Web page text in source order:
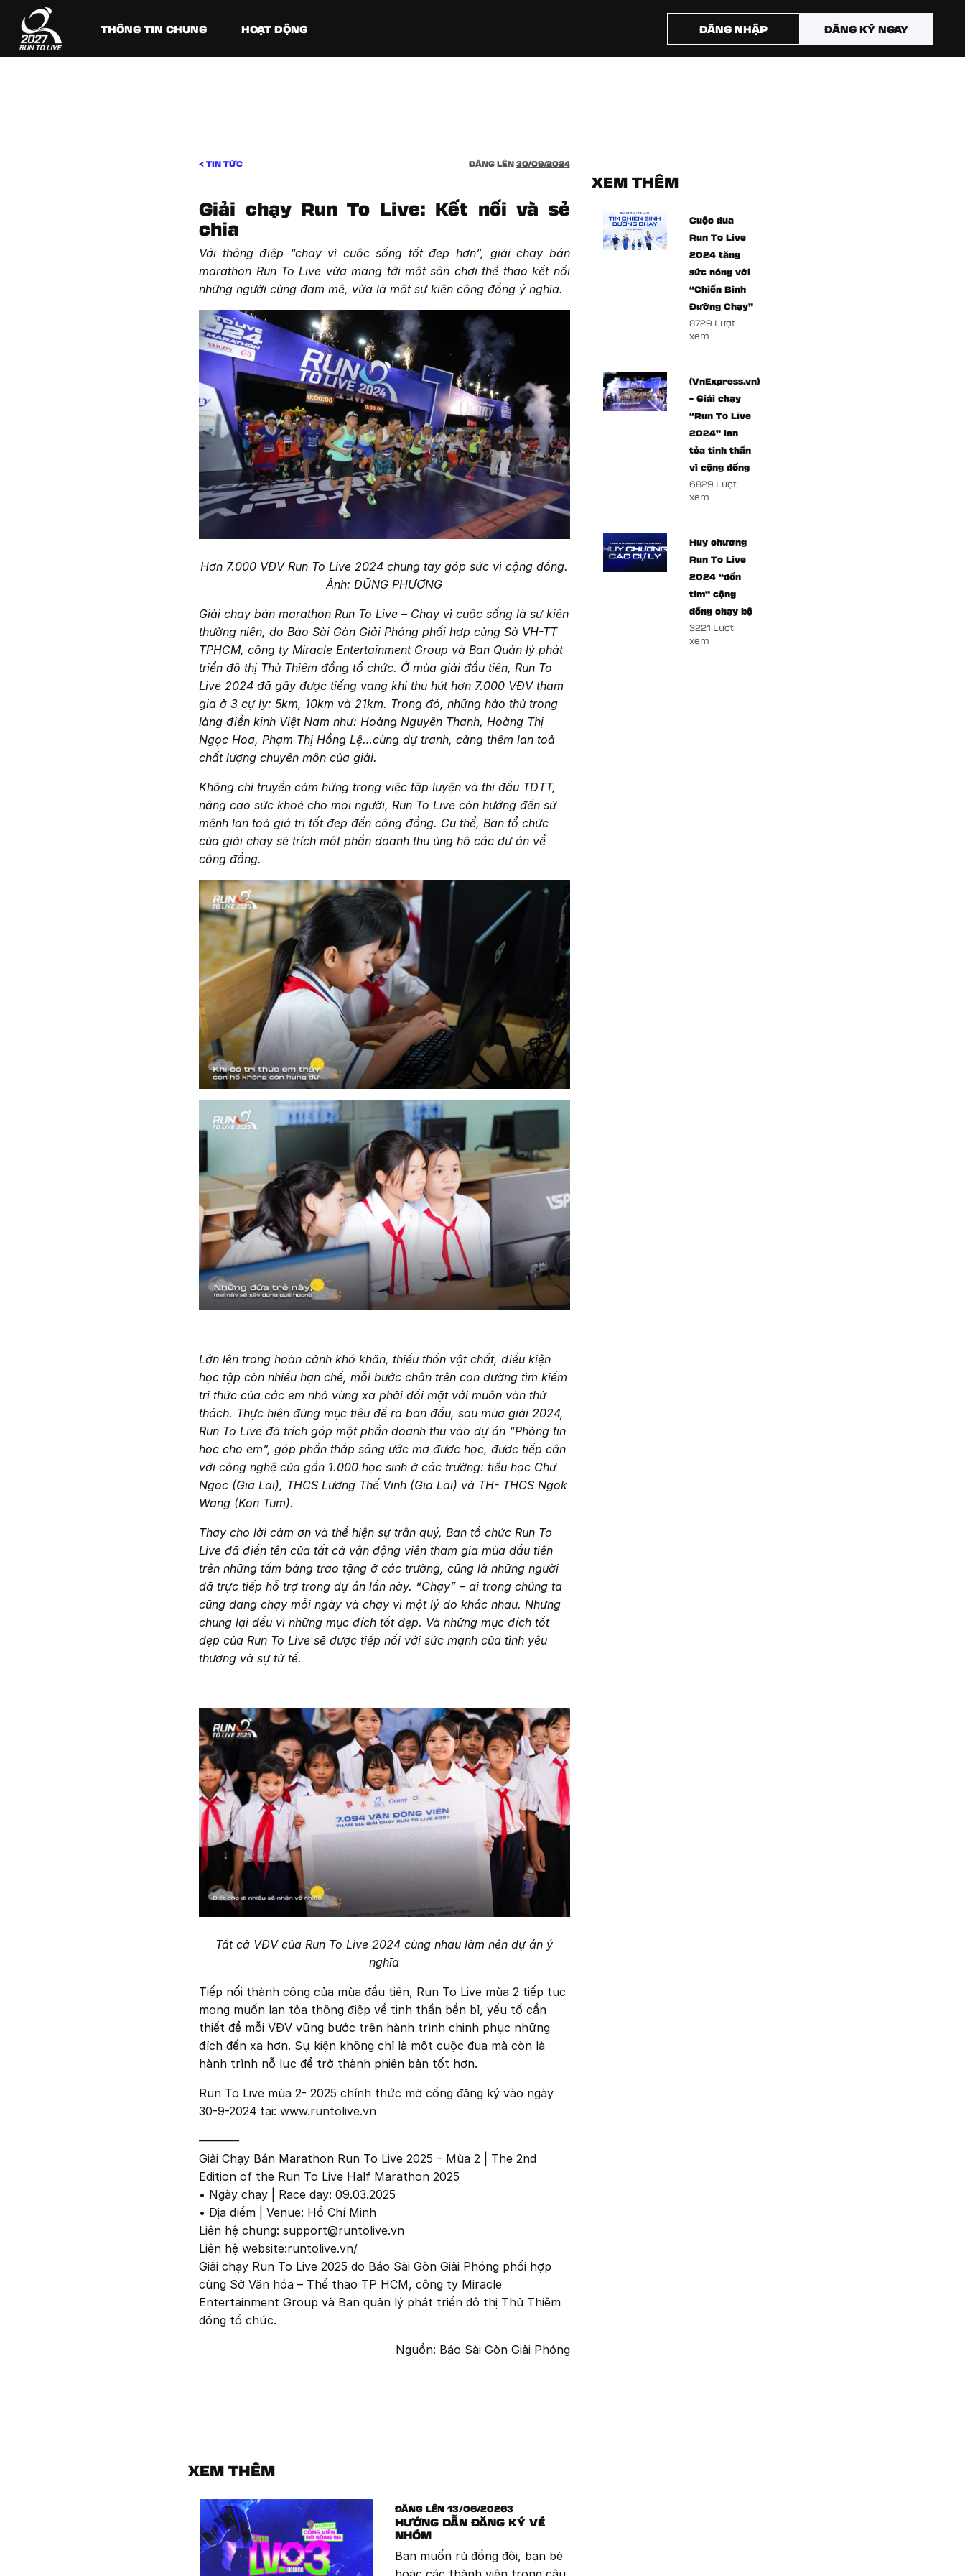
THÔNG TIN CHUNG HOẠT ĐỘNG ĐĂNG NHẬP ĐĂNG KÝ NGAY
< TIN TỨC ĐĂNG LÊN 30/09/2024
Giải chạy Run To Live: Kết nối và sẻ
chia
Với thông điệp “chạy vì cuộc sống tốt đẹp hơn”, giải chạy bán
marathon Run To Live vừa mang tới một sân chơi thể thao kết nối
những người cùng đam mê, vừa là một sự kiện cộng đồng ý nghĩa.
Hơn 7.000 VĐV Run To Live 2024 chung tay góp sức vì cộng đồng.
Ảnh: DŨNG PHƯƠNG
Giải chạy bán marathon Run To Live – Chạy vì cuộc sống là sự kiện
thường niên, do Báo Sài Gòn Giải Phóng phối hợp cùng Sở VH-TT
TPHCM, công ty Miracle Entertainment Group và Ban Quản lý phát
triển đô thị Thủ Thiêm đồng tổ chức. Ở mùa giải đầu tiên, Run To
Live 2024 đã gây được tiếng vang khi thu hút hơn 7.000 VĐV tham
gia ở 3 cự ly: 5km, 10km và 21km. Trong đó, những hảo thủ trong
làng điền kinh Việt Nam như: Hoàng Nguyên Thanh, Hoàng Thị
Ngọc Hoa, Phạm Thị Hồng Lệ…cùng dự tranh, càng thêm lan toả
chất lượng chuyên môn của giải.
Không chỉ truyền cảm hứng trong việc tập luyện và thi đấu TDTT,
nâng cao sức khoẻ cho mọi người, Run To Live còn hướng đến sứ
mệnh lan toả giá trị tốt đẹp đến cộng đồng. Cụ thể, Ban tổ chức
của giải chạy sẽ trích một phần doanh thu ủng hộ các dự án về
cộng đồng.
Lớn lên trong hoàn cảnh khó khăn, thiếu thốn vật chất, điều kiện
học tập còn nhiều hạn chế, mỗi bước chân trên con đường tìm kiếm
tri thức của các em nhỏ vùng xa phải đối mặt với muôn vàn thử
thách. Thực hiện đúng mục tiêu đề ra ban đầu, sau mùa giải 2024,
Run To Live đã trích góp một phần doanh thu vào dự án “Phòng tin
học cho em”, góp phần thắp sáng ước mơ được học, được tiếp cận
với công nghệ của gần 1.000 học sinh ở các trường: tiểu học Chư
Ngọc (Gia Lai), THCS Lương Thế Vinh (Gia Lai) và TH- THCS Ngọk
Wang (Kon Tum).
Thay cho lời cảm ơn và thể hiện sự trân quý, Ban tổ chức Run To
Live đã điền tên của tất cả vận động viên tham gia mùa đầu tiên
trên những tấm bảng trao tặng ở các trường, cũng là những người
đã trực tiếp hỗ trợ trong dự án lần này. “Chạy” – ai trong chúng ta
cũng đang chạy mỗi ngày và chạy vì một lý do khác nhau. Nhưng
chung lại đều vì những mục đích tốt đẹp. Và những mục đích tốt
đẹp của Run To Live sẽ được tiếp nối với sức mạnh của tình yêu
thương và sự tử tế.
Tất cả VĐV của Run To Live 2024 cùng nhau làm nên dự án ý
nghĩa
Tiếp nối thành công của mùa đầu tiên, Run To Live mùa 2 tiếp tục
mong muốn lan tỏa thông điệp về tinh thần bền bỉ, yếu tố cần
thiết để mỗi VĐV vững bước trên hành trình chinh phục những
đích đến xa hơn. Sự kiện không chỉ là một cuộc đua mà còn là
hành trình nỗ lực để trở thành phiên bản tốt hơn.
Run To Live mùa 2- 2025 chính thức mở cổng đăng ký vào ngày
30-9-2024 tại: www.runtolive.vn
———–
Giải Chạy Bán Marathon Run To Live 2025 – Mùa 2 | The 2nd
Edition of the Run To Live Half Marathon 2025
• Ngày chạy | Race day: 09.03.2025
• Địa điểm | Venue: Hồ Chí Minh
Liên hệ chung:support@runtolive.vn
Liên hệ website:runtolive.vn/
Giải chạy Run To Live 2025 do Báo Sài Gòn Giải Phóng phối hợp
cùng Sở Văn hóa – Thể thao TP HCM, công ty Miracle
Entertainment Group và Ban quản lý phát triển đô thị Thủ Thiêm
đồng tổ chức.
Nguồn: Báo Sài Gòn Giải Phóng
XEM THÊM
Cuộc đua
Run To Live
2024 tăng
sức nóng với
“Chiến Binh
Đường Chạy”
8729 Lượt
xem
(VnExpress.vn)
– Giải chạy
“Run To Live
2024” lan
tỏa tinh thần
vì cộng đồng
6829 Lượt
xem
Huy chương
Run To Live
2024 “đốn
tim” cộng
đồng chạy bộ
3221 Lượt
xem
XEM THÊM
ĐĂNG LÊN13/06/20263
HƯỚNG DẪN ĐĂNG KÝ VÉ
NHÓM
Bạn muốn rủ đồng đội, bạn bè